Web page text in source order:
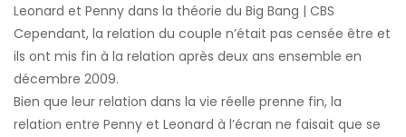
Leonard et Penny dans la théorie du Big Bang | CBS
Cependant, la relation du couple n’était pas censée être et
ils ont mis fin à la relation après deux ans ensemble en
décembre 2009.
Bien que leur relation dans la vie réelle prenne fin, la
relation entre Penny et Leonard à l’écran ne faisait que se